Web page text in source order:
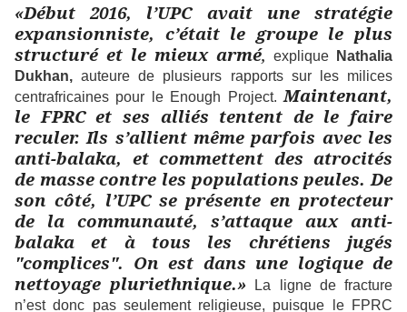
«Début 2016, l’UPC avait une stratégie
expansionniste, c’était le groupe le plus
structuré et le mieux armé, explique
Nathalia
Dukhan, auteure de plusieurs rapports sur les milices
centrafricaines pour le Enough Project. Maintenant,
le FPRC et ses alliés tentent de le faire
reculer. Ils s’allient même parfois avec les
anti-balaka, et commettent des atrocités
de masse contre les populations peules. De
son côté, l’UPC se présente en protecteur
de la communauté, s’attaque aux anti-
balaka et à tous les chrétiens jugés
"complices". On est dans une logique de
nettoyage pluriethnique.» La ligne de fracture
n’est donc pas seulement religieuse, puisque le FPRC